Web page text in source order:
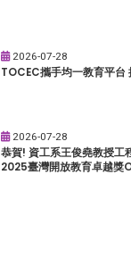
2026-07-28
TOCEC攜手均一教育平台
2026-07-28
恭賀! 資工系王俊堯教授工
2025臺灣開放教育卓越獎